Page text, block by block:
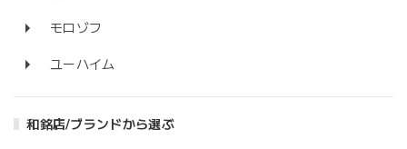
モロゾフ
ユーハイム
和銘店/ブランドから選ぶ